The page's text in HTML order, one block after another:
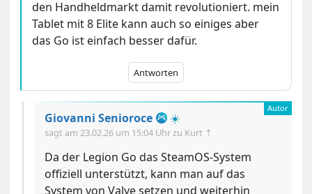
den Handheldmarkt damit revolutioniert. mein
Tablet mit 8 Elite kann auch so einiges aber
das Go ist einfach besser dafür.
Antworten
Giovanni Senioroce ☀️
sagt am23.02.26 um 15:04 Uhrzu Kurt ⇡
Da der Legion Go das SteamOS-System
offiziell unterstützt, kann man auf das
System von Valve setzen und weiterhin